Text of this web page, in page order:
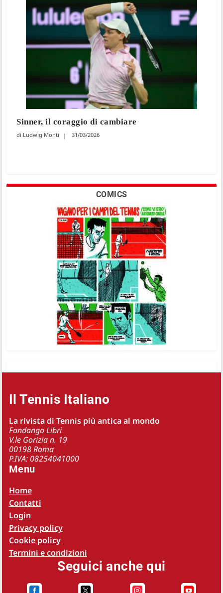
Sinner, il coraggio di cambiare
Ludwig Monti 31/03/2026
COMICS
Il Tennis Italiano
La rivista di Tennis più antica al mondo
Fandango Libri
V.le Gorizia n. 19
00198 Roma
P.IVA: 08254041000
Menu
Home
Contatti
Login
Privacy policy
Cookie policy
Termini e condizioni
Seguici anche qui
   